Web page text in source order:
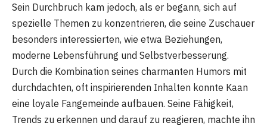
Sein Durchbruch kam jedoch, als er begann, sich auf
spezielle Themen zu konzentrieren, die seine Zuschauer
besonders interessierten, wie etwa Beziehungen,
moderne Lebensführung und Selbstverbesserung.
Durch die Kombination seines charmanten Humors mit
durchdachten, oft inspirierenden Inhalten konnte Kaan
eine loyale Fangemeinde aufbauen. Seine Fähigkeit,
Trends zu erkennen und darauf zu reagieren, machte ihn